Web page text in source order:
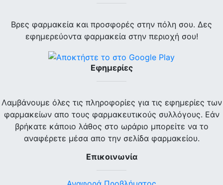
Βρες φαρμακεία και προσφορές στην πόλη σου. Δες
εφημερεύοντα φαρμακεία στην περιοχή σου!
Εφημερίες
Λαμβάνουμε όλες τις πληροφορίες για τις εφημερίες των
φαρμακείων απο τους φαρμακευτικούς συλλόγους. Εάν
βρήκατε κάποιο λάθος στο ωράριο μπορείτε να το
αναφέρετε μέσα απο την σελίδα φαρμακείου.
Επικοινωνία